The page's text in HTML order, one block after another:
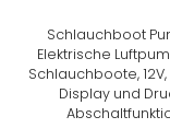
Schlauchboot
Elektrische
Schlauchboote, 12V,
Display und